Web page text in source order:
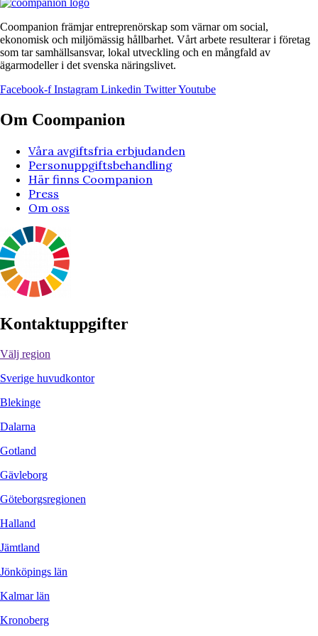
Coompanion främjar entreprenörskap som värnar om social,
ekonomisk och miljömässig hållbarhet. Vårt arbete resulterar i företag
som tar samhällsansvar, lokal utveckling och en mångfald av
ägarmodeller i det svenska näringslivet.
Facebook-f Instagram Linkedin TwitterYoutube
Om Coompanion
Våra avgiftsfria erbjudanden
Personuppgiftsbehandling
Här finns Coompanion
Press
Om oss
Kontaktuppgifter
Välj region
Sverige huvudkontor
Blekinge
Dalarna
Gotland
Gävleborg
Göteborgsregionen
Halland
Jämtland
Jönköpings län
Kalmar län
Kronoberg